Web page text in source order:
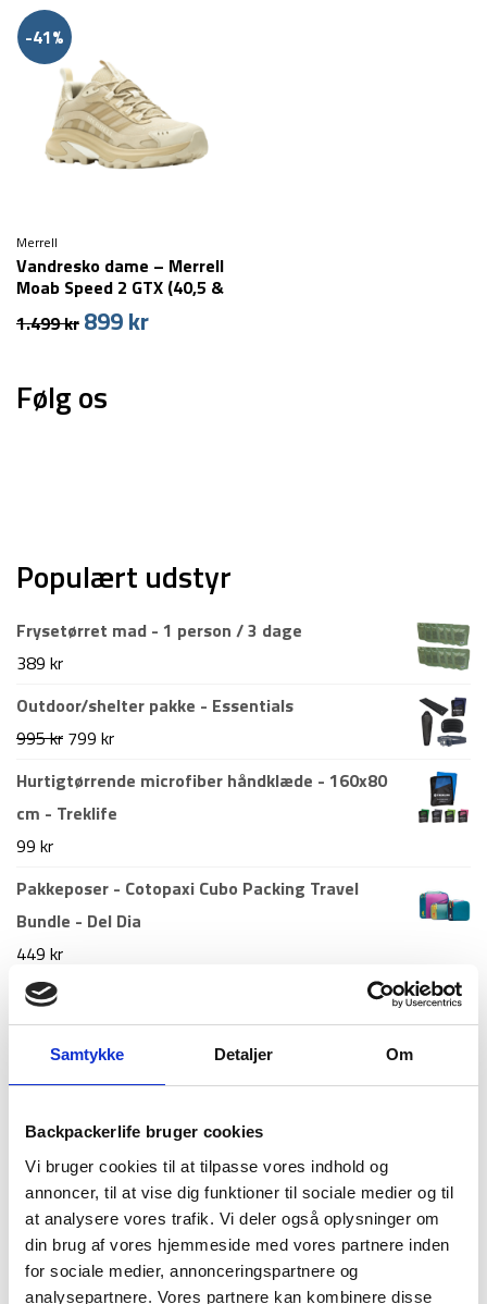
Samtykke Detaljer Om
Backpackerlife bruger cookies
Vi bruger cookies til at tilpasse vores indhold og
annoncer, til at vise dig funktioner til sociale medier og til
at analysere vores trafik. Vi deler også oplysninger om
din brug af vores hjemmeside med vores partnere inden
for sociale medier, annonceringspartnere og
analysepartnere. Vores partnere kan kombinere disse
-41%
Merrell
Vandresko dame – Merrell
Moab Speed 2 GTX (40,5 &
42,5 tilbage)
1.499kr Den
var:
1.499 kr.
899krDen
Følg os
Populært udstyr
Frysetørret mad - 1 person / 3 dage
389 kr
Outdoor/shelter pakke - Essentials
995kr Den
oprindelige
pris
799 krDen
aktuelle
Hurtigtørrende microfiber håndklæde - 160x80
cm - Treklife
99 kr
Pakkeposer - Cotopaxi Cubo Packing Travel
Bundle - Del Dia
449 kr
Telt - Treklife Terra - 5 personer - Grøn
1.499krDen
oprindelige
pris
var:
1.499 kr.
1.199krDen
pris
er:
1.199 kr.
Roskilde festival pakkeliste 2026 – Alt du bør
have med
18. juni 2026
Guide til Grøn Koncert 2026: Alt du skal vide –
inkl. pakkeliste
26. marts 2026